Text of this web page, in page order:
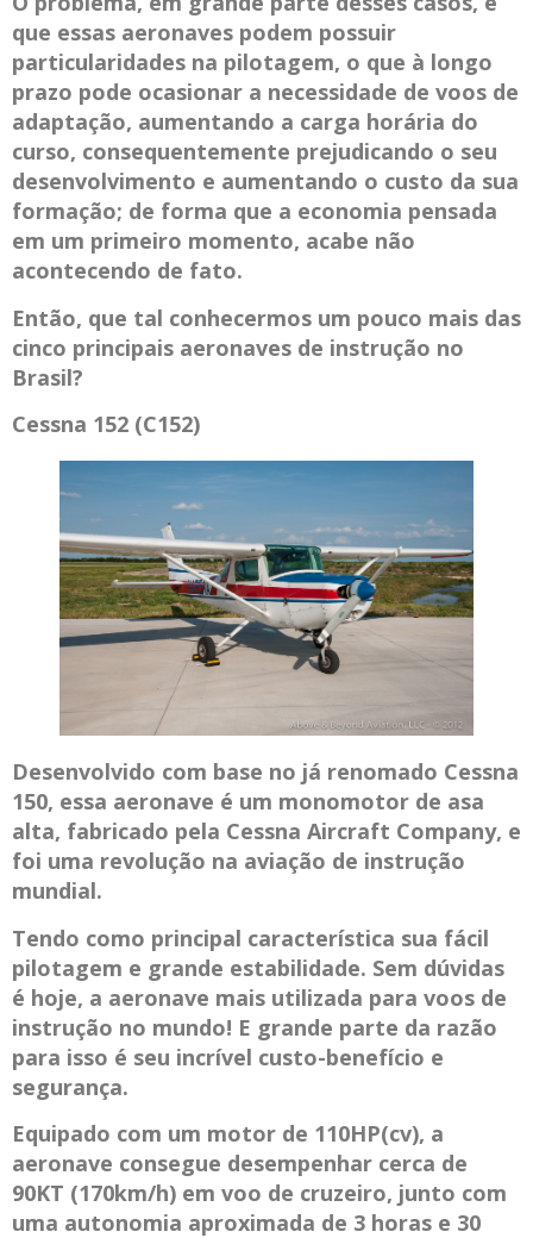
que essas aeronaves podem possuir
particularidades na pilotagem, o que à longo
prazo pode ocasionar a necessidade de voos de
adaptação, aumentando a carga horária do
curso, consequentemente prejudicando o seu
desenvolvimento e aumentando o custo da sua
formação; de forma que a economia pensada
em um primeiro momento, acabe não
acontecendo de fato.
Então, que tal conhecermos um pouco mais das
cinco principais aeronaves de instrução no
Brasil?
Cessna 152 (C152)
Desenvolvido com base no já renomado Cessna
150, essa aeronave é um monomotor de asa
alta, fabricado pela Cessna Aircraft Company, e
foi uma revolução na aviação de instrução
mundial.
Tendo como principal característica sua fácil
pilotagem e grande estabilidade. Sem dúvidas
é hoje, a aeronave mais utilizada para voos de
instrução no mundo! E grande parte da razão
para isso é seu incrível custo-benefício e
segurança.
Equipado com um motor de 110HP(cv), a
aeronave consegue desempenhar cerca de
90KT (170km/h) em voo de cruzeiro, junto com
uma autonomia aproximada de 3 horas e 30